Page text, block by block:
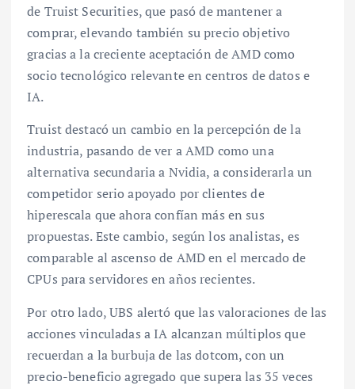
de Truist Securities, que pasó de mantener a
comprar, elevando también su precio objetivo
gracias a la creciente aceptación de AMD como
socio tecnológico relevante en centros de datos e
IA.
Truist destacó un cambio en la percepción de la
industria, pasando de ver a AMD como una
alternativa secundaria a Nvidia, a considerarla un
competidor serio apoyado por clientes de
hiperescala que ahora confían más en sus
propuestas. Este cambio, según los analistas, es
comparable al ascenso de AMD en el mercado de
CPUs para servidores en años recientes.
Por otro lado, UBS alertó que las valoraciones de las
acciones vinculadas a IA alcanzan múltiplos que
recuerdan a la burbuja de las dotcom, con un
precio-beneficio agregado que supera las 35 veces